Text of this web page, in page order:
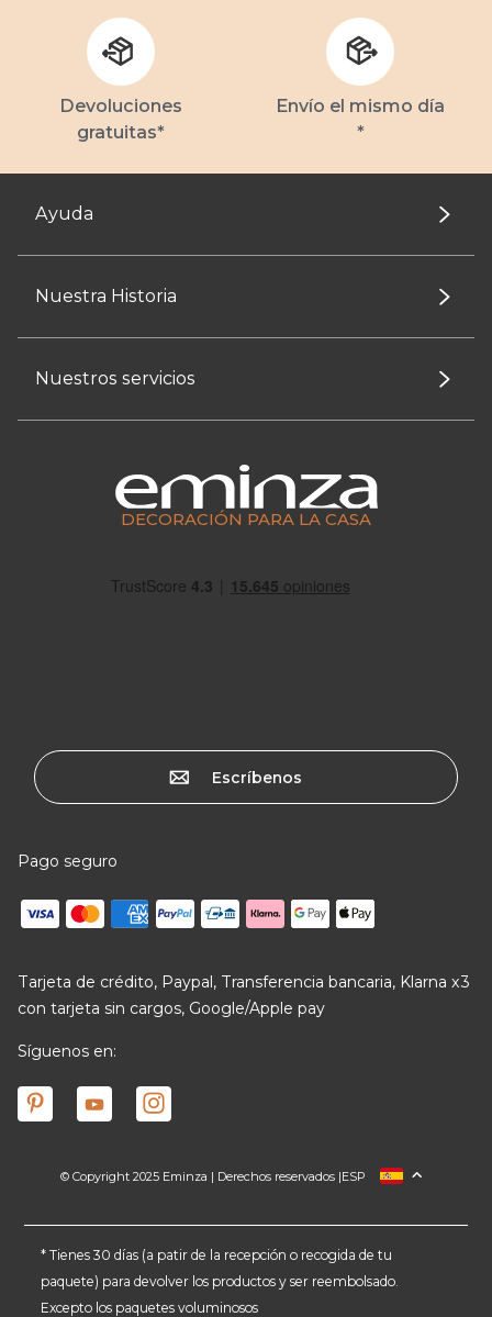
Devoluciones
gratuitas*
Envío el mismo día
*
Ayuda
Nuestra Historia
Nuestros servicios
DECORACIÓN PARA LA CASA
Escríbenos
Pago seguro
Tarjeta de crédito, Paypal, Transferencia bancaria, Klarna x3
con tarjeta sin cargos, Google/Apple pay
Síguenos en:
© Copyright 2025 Eminza | Derechos reservados |
FRANCIA
ALEMANIA
PAÍSES BAJOS
ESP
* Tienes 30 días (a patir de la recepción o recogida de tu
paquete) para devolver los productos y ser reembolsado.
Excepto los paquetes voluminosos